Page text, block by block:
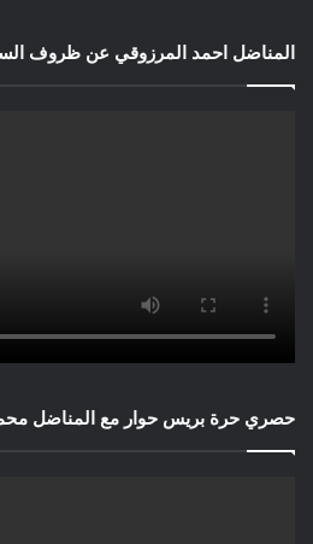
المناضل احمد المرزوقي عن ظروف
حصري حرة بريس حوار مع المناضل